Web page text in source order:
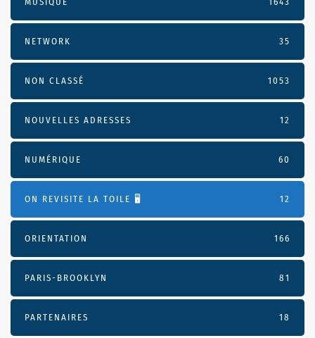
NETWORK 35
NON CLASSÉ 1053
NOUVELLES ADRESSES 12
NUMÉRIQUE 60
ON REVISITE LA TOILE 🖥️ 12
ORIENTATION 166
PARIS-BROOKLYN 81
PARTENAIRES 18